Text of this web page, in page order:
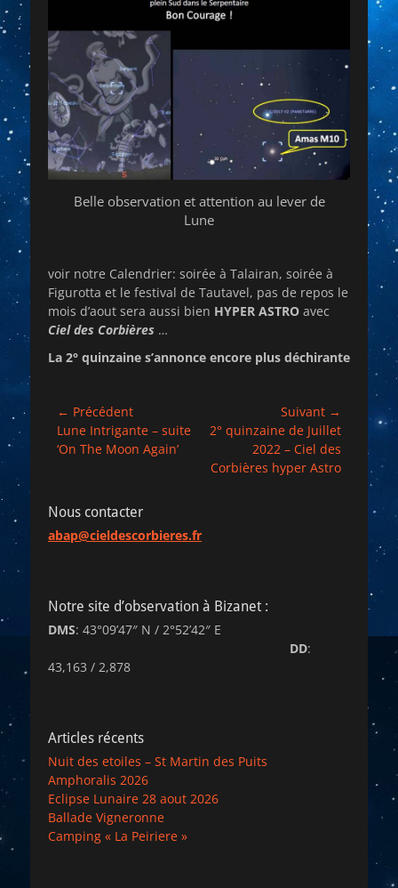
Belle observation et attention au lever de
Lune
voir notre Calendrier: soirée à Talairan, soirée à
Figurotta et le festival de Tautavel, pas de repos le
mois d’aout sera aussi bien HYPER ASTRO avec
Ciel des Corbières …
La 2° quinzaine s’annonce encore plus déchirante
Navigation
de
l’article
← Précédent
Article
précédent :
Lune Intrigante – suite
‘On The Moon Again’
Suivant →
Article
2° quinzaine de Juillet
2022 – Ciel des
Corbières hyper Astro
Nous contacter
abap@cieldescorbieres.fr
Notre site d’observation à Bizanet :
DMS: 43°09’47″ N / 2°52’42″ E
DD:
43,163 / 2,878
Articles récents
Nuit des etoiles – St Martin des Puits
Amphoralis 2026
Eclipse Lunaire 28 aout 2026
Ballade Vigneronne
Camping « La Peiriere »